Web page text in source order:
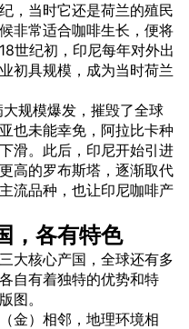
，当时它还是荷兰的殖民
非常适合咖啡生长，便将
世纪初，印尼每年对外出
初具规模，成为当时荷兰
规模爆发，摧毁了全球
也未能幸免，阿拉比卡种
滑。此后，印尼开始引进
高的罗布斯塔，逐渐取代
流品种，也让印尼咖啡产
，各有特色
大核心产国，全球还有多
自有着独特的优势和特
图。
金）相邻，地理环境相